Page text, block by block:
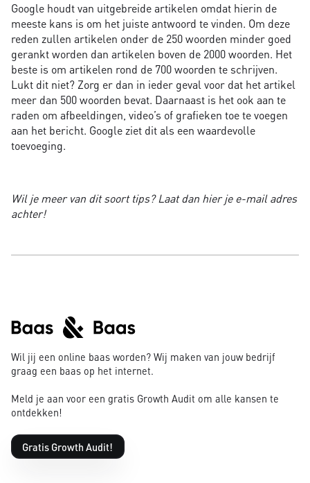
Google houdt van uitgebreide artikelen omdat hierin de
meeste kans is om het juiste antwoord te vinden. Om deze
reden zullen artikelen onder de 250 woorden minder goed
gerankt worden dan artikelen boven de 2000 woorden. Het
beste is om artikelen rond de 700 woorden te schrijven.
Lukt dit niet? Zorg er dan in ieder geval voor dat het artikel
meer dan 500 woorden bevat. Daarnaast is het ook aan te
raden om afbeeldingen, video’s of grafieken toe te voegen
aan het bericht. Google ziet dit als een waardevolle
toevoeging.
Wil je meer van dit soort tips? Laat dan hier je e-mail adres
achter!
Wil jij een online baas worden? Wij maken van jouw bedrijf
graag een baas op het internet.
Meld je aan voor een gratis Growth Audit om alle kansen te
ontdekken!
Gratis Growth Audit!